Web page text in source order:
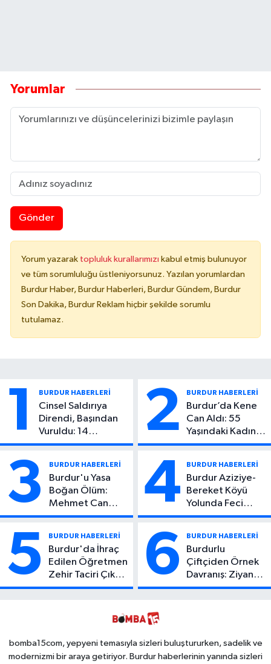
Yorumlar
Gönder
Yorum yazarak topluluk kurallarımızı kabul etmiş bulunuyor
ve tüm sorumluluğu üstleniyorsunuz. Yazılan yorumlardan
Burdur Haber, Burdur Haberleri, Burdur Gündem, Burdur
Son Dakika, Burdur Reklam hiçbir şekilde sorumlu
tutulamaz.
1 BURDUR HABERLERİ
Cinsel Saldırıya
Direndi, Başından
Vuruldu: 14
Yaşındaki Çocuktan
2 BURDUR HABERLERİ
Burdur’da Kene
Can Aldı: 55
Yaşındaki Kadın
Hayatını Kaybetti
3 BURDUR HABERLERİ
Burdur'u Yasa
Boğan Ölüm:
Mehmet Can
Atıcı Genç Yaşta
4 BURDUR HABERLERİ
Burdur Aziziye-
Bereket Köyü
Yolunda Feci
Kaza: 1 Ölü, 2
5 BURDUR HABERLERİ
Burdur'da İhraç
Edilen Öğretmen
Zehir Taciri Çıktı:
Binlerce
6 BURDUR HABERLERİ
Burdurlu
Çiftçiden Örnek
Davranış: Ziyan
Olmasın Diye
Toplayabilecek
bomba15com, yepyeni temasıyla sizleri buluştururken, sadelik ve
modernizmi bir araya getiriyor. Burdur haberlerinin yanında sizleri